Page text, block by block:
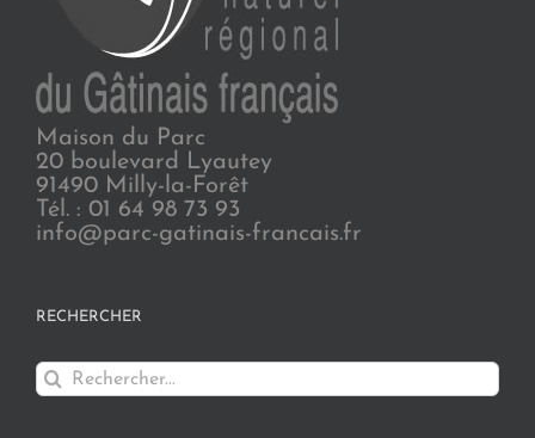
Maison du Parc
20 boulevard Lyautey
91490 Milly-la-Forêt
Tél. : 01 64 98 73 93
info@parc-gatinais-francais.fr
RECHERCHER
Rechercher: